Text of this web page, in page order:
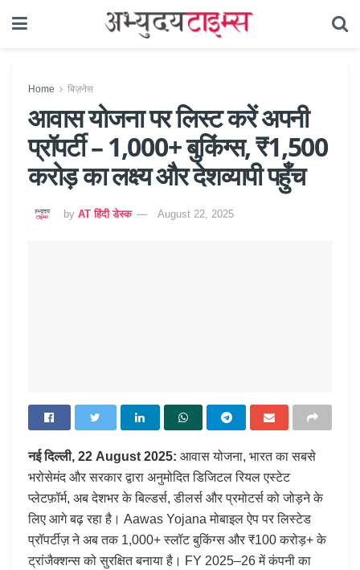
Home बिज़नेस
आवास योजना पर लिस्ट करें अपनी
प्रॉपर्टी – 1,000+ बुकिंग्स, ₹1,500
करोड़ का लक्ष्य और देशव्यापी पहुँच
by AT हिंदी डेस्क August 22, 2025
नईदिल्ली, 22 August 2025: आवास योजना, भारत का सबसे
भरोसेमंद और सरकार द्वारा अनुमोदित डिजिटल रियल एस्टेट
प्लेटफ़ॉर्म, अब देशभर के बिल्डर्स, डीलर्स और प्रमोटर्स को जोड़ने के
लिए आगे बढ़ रहा है। Aawas Yojana मोबाइल ऐप पर लिस्टेड
प्रॉपर्टीज़ ने अब तक 1,000+ स्लॉट बुकिंग्स और ₹100 करोड़+ के
ट्रांजैक्शन्स को सुरक्षित बनाया है। FY 2025–26 में कंपनी का